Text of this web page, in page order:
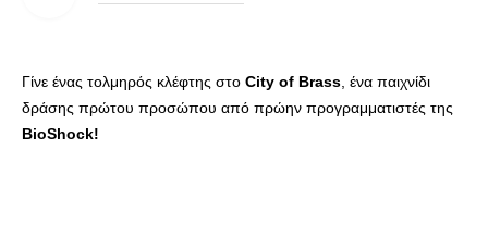
Γίνε ένας τολμηρός κλέφτης στο City of Brass , ένα παιχνίδι
δράσης πρώτου προσώπου από πρώην προγραμματιστές της
BioShock!